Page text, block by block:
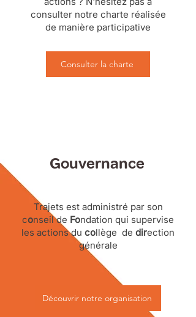
consulter notre charte réalisée
de manière participative
Consulter la charte
Gouvernance
Trajets est administré par son
conseil de Fondation qui supervise
les actions du collège de direction
générale
Découvrir notre organisation